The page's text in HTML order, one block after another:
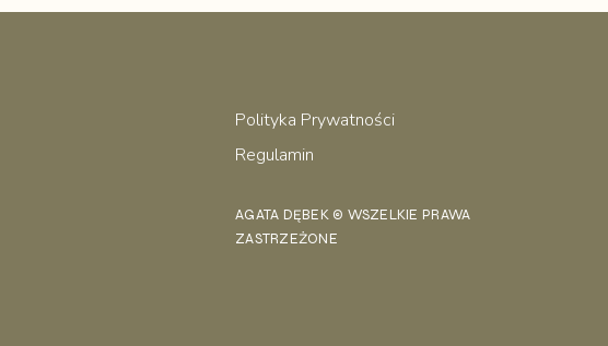
Polityka Prywatności
Regulamin
AGATA DĘBEK © WSZELKIE PRAWA
ZASTRZEŻONE